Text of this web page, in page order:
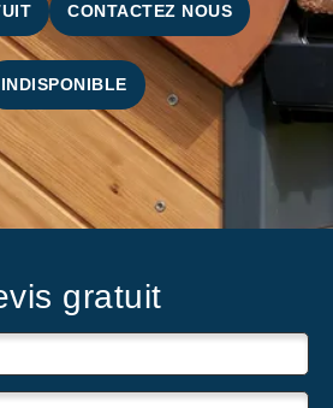
CONTACTEZ NOUS
INDISPONIBLE
gratuit